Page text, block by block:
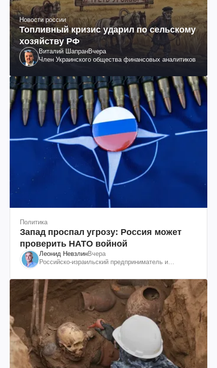
Новости россии
Топливный кризис ударил по сельскому
хозяйству РФ
Виталий ШапранВчера
Член Украинского общества финансовых аналитиков
Политика
Запад проспал угрозу: Россия может
проверить НАТО войной
Леонид НевзлинВчера
Российско-израильский предприниматель и
"ЮКОСа"